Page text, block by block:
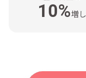
10%増し